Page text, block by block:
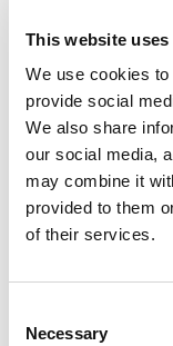
This website
We use cookies
provide social
We also share
our social media,
may combine it
provided to them
of their services.
Selection
Necessary
tot, contraintuïtives.
d’interès en escala
mateix, aquestes
del nombre de tests
temporal (a causa de
contagi) i d’efectes
casos que són
generen corbes i pics
anàlisi de dades. Valgui
nombre de casos reals